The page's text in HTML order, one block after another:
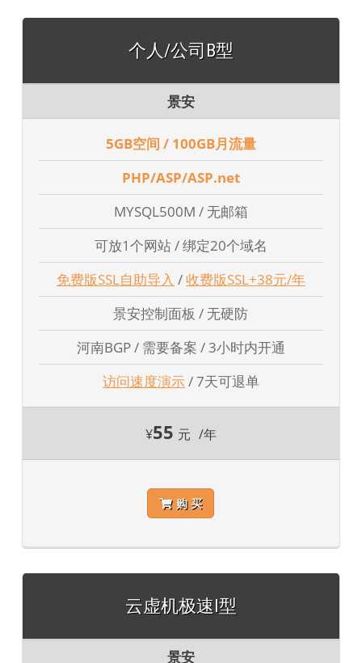
个人/公司B型
景安
5GB空间 / 100GB月流量
PHP/ASP/ASP.net
MYSQL500M / 无邮箱
可放1个网站 / 绑定20个域名
免费版SSL自助导入 /收费版SSL+38元/年
景安控制面板 / 无硬防
河南BGP / 需要备案 / 3小时内开通
访问速度演示/ 7天可退单
¥55 元 /年
购 买
云虚机极速I型
景安